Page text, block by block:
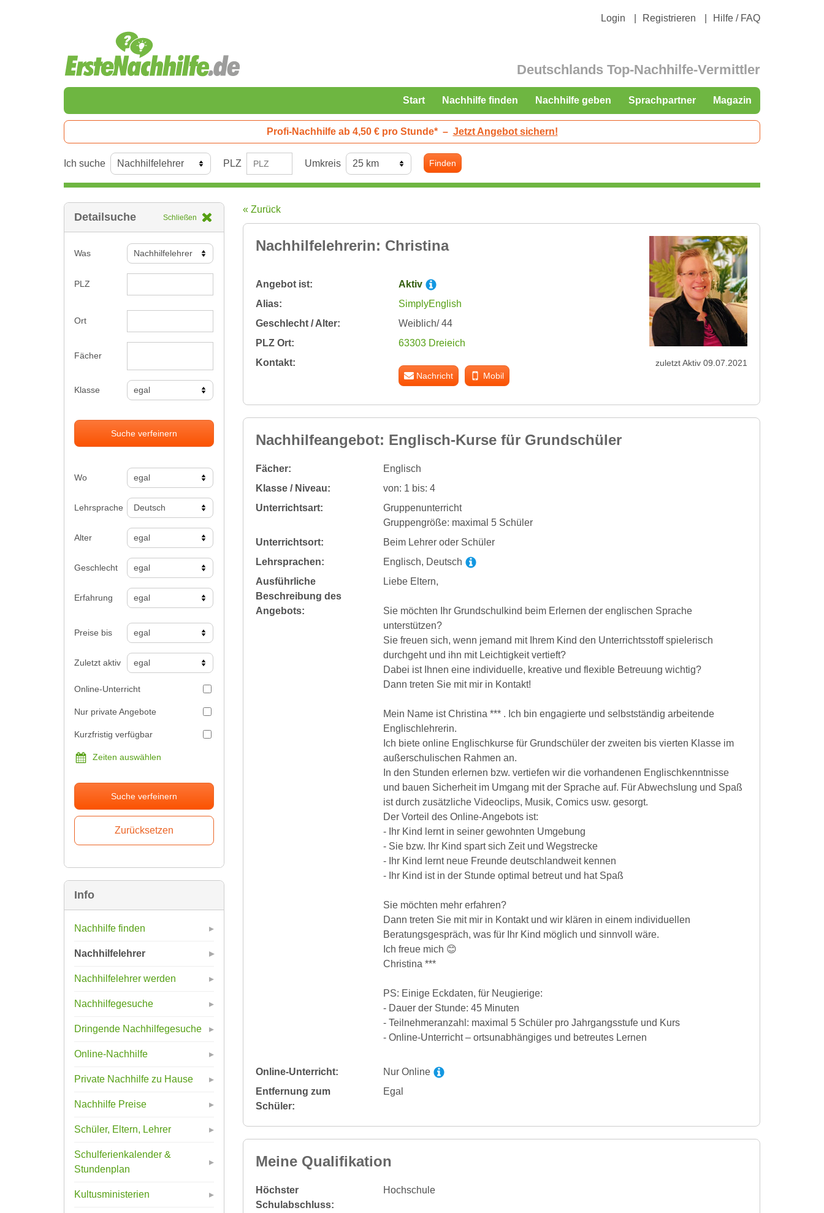
Login Registrieren Hilfe / FAQ
Deutschlands Top-Nachhilfe-Vermittler
Start Nachhilfe finden Nachhilfe geben Sprachpartner Magazin
Profi-Nachhilfe ab 4,50 € pro Stunde* – Jetzt Angebot sichern!
Ich suche PLZ Umkreis Finden
Detailsuche Schließen
Was
PLZ
Ort
Fächer
Klasse
Suche verfeinern
Wo
Lehrsprache
Alter
Geschlecht
Erfahrung
Preise bis
Zuletzt aktiv
Online-Unterricht
Nur private Angebote
Kurzfristig verfügbar
Zeiten auswählen
Suche verfeinern
Info
Nachhilfe finden
Nachhilfelehrer
Nachhilfelehrer werden
Nachhilfegesuche
Dringende Nachhilfegesuche
Online-Nachhilfe
Private Nachhilfe zu Hause
Nachhilfe Preise
Schüler, Eltern, Lehrer
Schulferienkalender &
Stundenplan
Kultusministerien
« Zurück
Nachhilfelehrerin: Christina
Angebot ist:
Aktiv
Alias:
SimplyEnglish
Geschlecht / Alter:
Weiblich/ 44
PLZ Ort:
63303 Dreieich
Kontakt:
Nachricht Mobil
zuletzt Aktiv 09.07.2021
Nachhilfeangebot: Englisch-Kurse für Grundschüler
Fächer:
Englisch
Klasse / Niveau:
von: 1 bis: 4
Unterrichtsart:
Gruppenunterricht
Gruppengröße: maximal 5 Schüler
Unterrichtsort:
Beim Lehrer oder Schüler
Lehrsprachen:
Englisch, Deutsch
Ausführliche
Beschreibung des
Angebots:
Liebe Eltern,
Sie möchten Ihr Grundschulkind beim Erlernen der englischen Sprache
unterstützen?
Sie freuen sich, wenn jemand mit Ihrem Kind den Unterrichtsstoff spielerisch
durchgeht und ihn mit Leichtigkeit vertieft?
Dabei ist Ihnen eine individuelle, kreative und flexible Betreuung wichtig?
Dann treten Sie mit mir in Kontakt!
Mein Name ist Christina *** . Ich bin engagierte und selbstständig arbeitende
Englischlehrerin.
Ich biete online Englischkurse für Grundschüler der zweiten bis vierten Klasse im
außerschulischen Rahmen an.
In den Stunden erlernen bzw. vertiefen wir die vorhandenen Englischkenntnisse
und bauen Sicherheit im Umgang mit der Sprache auf. Für Abwechslung und Spaß
ist durch zusätzliche Videoclips, Musik, Comics usw. gesorgt.
Der Vorteil des Online-Angebots ist:
- Ihr Kind lernt in seiner gewohnten Umgebung
- Sie bzw. Ihr Kind spart sich Zeit und Wegstrecke
- Ihr Kind lernt neue Freunde deutschlandweit kennen
- Ihr Kind ist in der Stunde optimal betreut und hat Spaß
Sie möchten mehr erfahren?
Dann treten Sie mit mir in Kontakt und wir klären in einem individuellen
Beratungsgespräch, was für Ihr Kind möglich und sinnvoll wäre.
Ich freue mich 😊
Christina ***
PS: Einige Eckdaten, für Neugierige:
- Dauer der Stunde: 45 Minuten
- Teilnehmeranzahl: maximal 5 Schüler pro Jahrgangsstufe und Kurs
- Online-Unterricht – ortsunabhängiges und betreutes Lernen
Online-Unterricht:
Nur Online
Entfernung zum
Schüler:
Egal
Meine Qualifikation
Höchster
Schulabschluss:
Hochschule